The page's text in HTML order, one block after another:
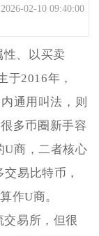
02-10 09:40:00
性、以买卖
于2016年，
通用叫法，则
多币圈新手容
U商，二者核心
易比特币，
作U商。
交易所，但很